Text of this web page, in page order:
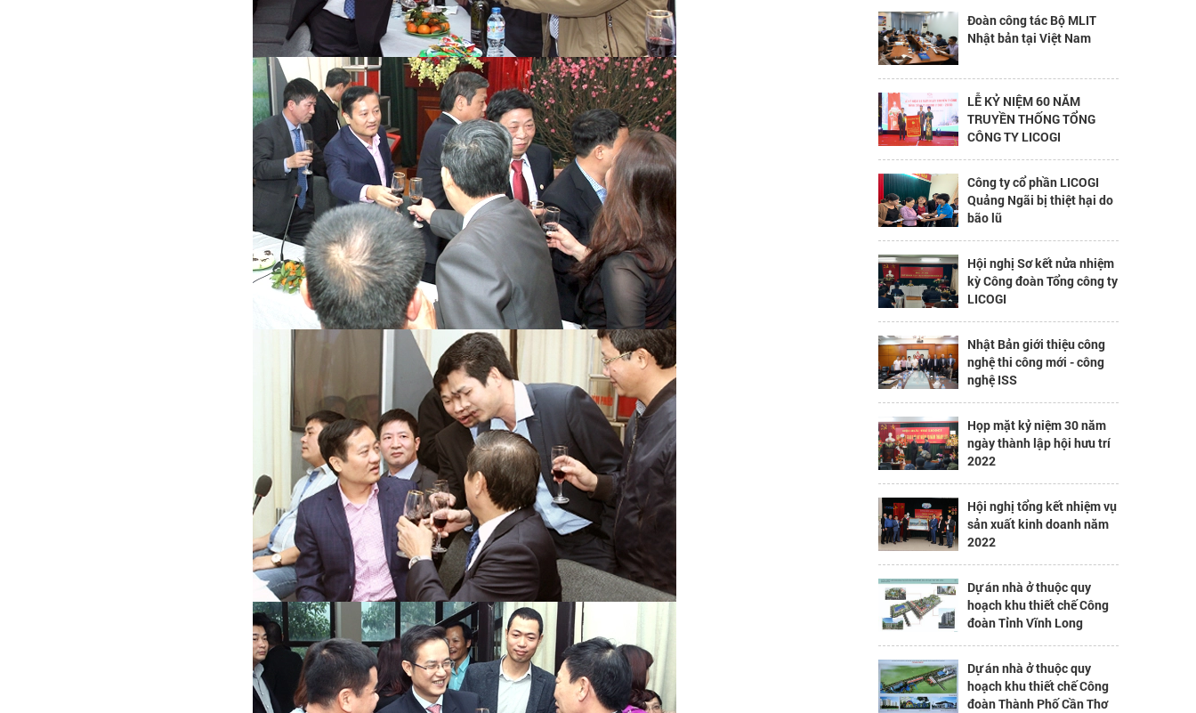
Đoàn công tác Bộ MLIT
Nhật bản tại Việt Nam
LỄ KỶ NIỆM 60 NĂM
TRUYỀN THỐNG TỔNG
CÔNG TY LICOGI
Công ty cổ phần LICOGI
Quảng Ngãi bị thiệt hại do
bão lũ
Hội nghị Sơ kết nửa nhiệm
kỳ Công đoàn Tổng công ty
LICOGI
Nhật Bản giới thiệu công
nghệ thi công mới - công
nghệ ISS
Họp mặt kỷ niệm 30 năm
ngày thành lập hội hưu trí
2022
Hội nghị tổng kết nhiệm vụ
sản xuất kinh doanh năm
2022
Dự án nhà ở thuộc quy
hoạch khu thiết chế Công
đoàn Tỉnh Vĩnh Long
Dự án nhà ở thuộc quy
hoạch khu thiết chế Công
đoàn Thành Phố Cần Thơ